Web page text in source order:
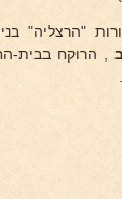
"הרצליה"
, הרוקח בבית-